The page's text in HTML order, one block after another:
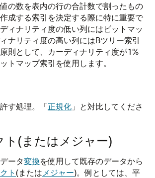
の数を表内の行の合計数で割ったもの
成する索引を決定する際に特に重要で
ィナリティ度の低い列にはビットマッ
ナリティ度の高い列にはBツリー索引
則として、カーディナリティ度が1%
トマップ索引を使用します。
す処理。「正規化 」と対比してくださ
ト(またはメジャー)
ータ変換を使用して既存のデータから
ト(または メジャー)。例としては、平